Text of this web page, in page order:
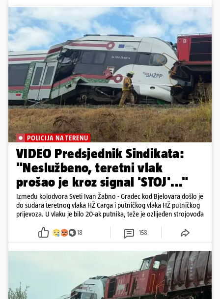
POLICIJA NA TERENU
VIDEO Predsjednik Sindikata:
"Neslužbeno, teretni vlak
prošao je kroz signal 'STOJ'..."
Između kolodvora Sveti Ivan Žabno - Gradec kod Bjelovara došlo je
do sudara teretnog vlaka HŽ Carga i putničkog vlaka HŽ putničkog
prijevoza. U vlaku je bilo 20-ak putnika, teže je ozlijeđen strojovođa
18 158